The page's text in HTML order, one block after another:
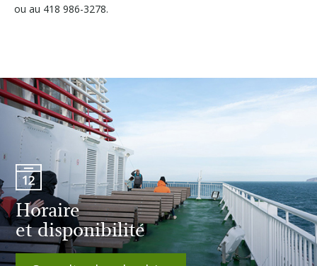
ou au 418 986-3278.
Horaire
et disponibilité